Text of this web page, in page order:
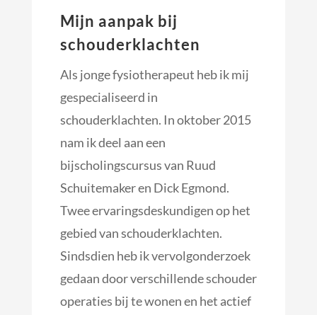
Mijn aanpak bij
schouderklachten
Als jonge fysiotherapeut heb ik mij
gespecialiseerd in
schouderklachten. In oktober 2015
nam ik deel aan een
bijscholingscursus van Ruud
Schuitemaker en Dick Egmond.
Twee ervaringsdeskundigen op het
gebied van schouderklachten.
Sindsdien heb ik vervolgonderzoek
gedaan door verschillende schouder
operaties bij te wonen en het actief